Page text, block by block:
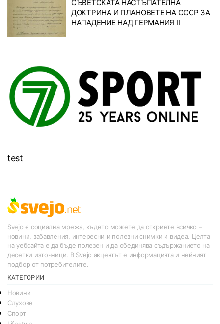
СЪВЕТСКАТА НАСТЪПАТЕЛНА
ДОКТРИНА И ПЛАНОВЕТЕ НА СССР ЗА
НАПАДЕНИЕ НАД ГЕРМАНИЯ II
test
Svejo е социална мрежа, където можете да откриете всичко –
новини, забавления, интересни и полезни снимки и видеа. Целта
на уебсайта е да бъде полезен и да обединява съдържанието на
десетки източници. В Svejo акцентът е информацията и нейният
подбор от потребителите.
КАТЕГОРИИ
Новини
Слухове
Спорт